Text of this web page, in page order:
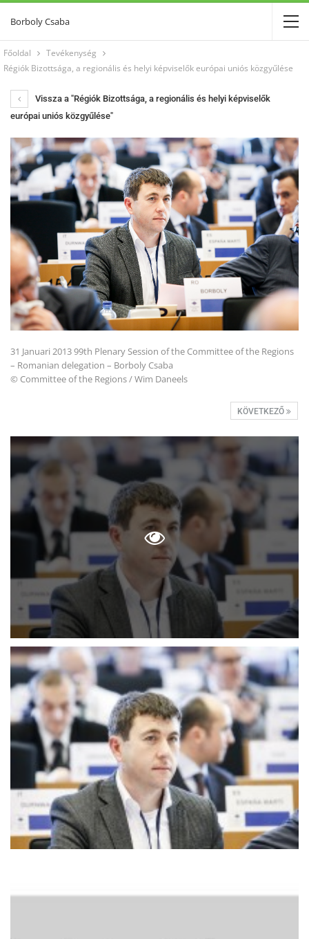
Borboly Csaba
Főoldal
Tevékenység
Régiók Bizottsága, a regionális és helyi képviselők európai uniós közgyűlése
Vissza a "Régiók Bizottsága, a regionális és helyi képviselők
európai uniós közgyűlése"
31 Januari 2013 99th Plenary Session of the Committee of the Regions
– Romanian delegation – Borboly Csaba
© Committee of the Regions / Wim Daneels
KÖVETKEZŐ